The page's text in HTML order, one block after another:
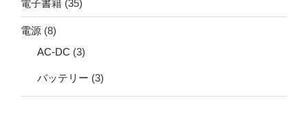
電子書籍 (35)
電源 (8)
AC-DC (3)
バッテリー (3)